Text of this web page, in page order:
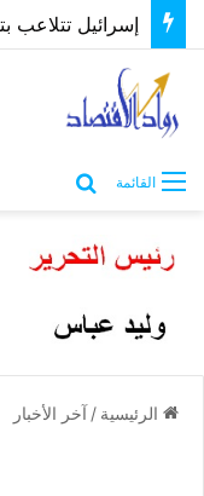
القائمة
الرئيسية / آخر الأخبار